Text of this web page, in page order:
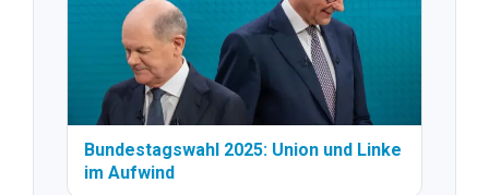
Bundestagswahl 2025: Union und Linke
im Aufwind